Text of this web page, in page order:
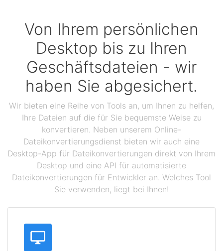
Von Ihrem persönlichen
Desktop bis zu Ihren
Geschäftsdateien - wir
haben Sie abgesichert.
Wir bieten eine Reihe von Tools an, um Ihnen zu helfen,
Ihre Dateien auf die für Sie bequemste Weise zu
konvertieren. Neben unserem Online-
Dateikonvertierungsdienst bieten wir auch eine
Desktop-App für Dateikonvertierungen direkt von Ihrem
Desktop und eine API für automatisierte
Dateikonvertierungen für Entwickler an. Welches Tool
Sie verwenden, liegt bei Ihnen!